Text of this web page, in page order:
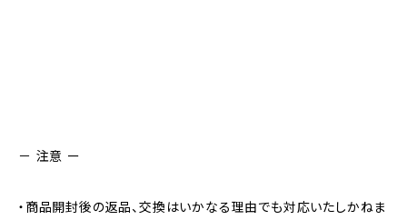
－ 注意 ー
・商品開封後の返品、交換はいかなる理由でも対応いたしかねま